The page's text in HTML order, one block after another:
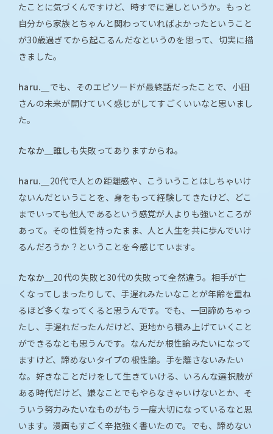
たことに気づくんですけど、時すでに遅しというか。もっと
自分から家族とちゃんと関わっていればよかったということ
が30歳過ぎてから起こるんだなというのを思って、切実に描
きました。
haru.＿ でも、そのエピソードが最終話だったことで、小田
さんの未来が開けていく感じがしてすごくいいなと思いまし
た。
たなか＿ 誰しも失敗ってありますからね。
haru.＿ 20代で人との距離感や、こういうことはしちゃいけ
ないんだということを、身をもって経験してきたけど、どこ
までいっても他人であるという感覚が人よりも強いところが
あって。その性質を持ったまま、人と人生を共に歩んでいけ
るんだろうか？ということを今感じています。
たなか＿ 20代の失敗と30代の失敗って全然違う。相手が亡
くなってしまったりして、手遅れみたいなことが年齢を重ね
るほど多くなってくると思うんです。でも、一回諦めちゃっ
たし、手遅れだったんだけど、更地から積み上げていくこと
ができるなとも思うんです。なんだか根性論みたいになって
ますけど、諦めないタイプの根性論。手を離さないみたい
な。好きなことだけをして生きていける、いろんな選択肢が
ある時代だけど、嫌なことでもやらなきゃいけないとか、そ
ういう努力みたいなものがもう一度大切になっているなと思
います。漫画もすごく辛抱強く書いたので。でも、諦めない